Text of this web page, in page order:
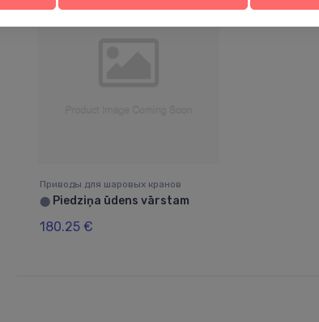
Приводы для шаровых кранов
⬤ Piedziņa ūdens vārstam
180.25 €